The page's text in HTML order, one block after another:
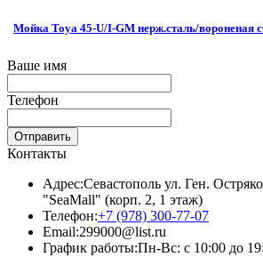
Мойка Toya 45-U/I-GM нерж.сталь/вороненая
Ваше имя
Телефон
Отправить
Контакты
Адрес:Севастополь ул. Ген.
"SeaMall" (корп. 2, 1 этаж)
Телефон:+7 (978) 300-77-07
Email:299000@list.ru
График работы:Пн-Вс: с 10:00 до